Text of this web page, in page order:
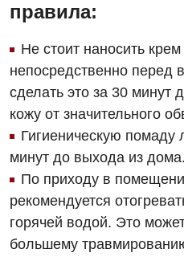
Дерматовенерология
Диетология
Дневной стационар
Кардиология
Кардиохирургия
Маммология
Медицинская психология
Неврология
правила:
Не стоит наносить
непосредственно перед
сделать это за 30 минут
кожу от значительного
Гигиеническую помаду
минут до выхода из дома.
По приходу в
рекомендуется
горячей водой. Это
большему